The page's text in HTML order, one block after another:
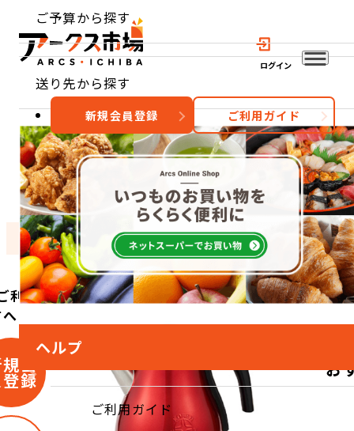
ログイン
ご予算から探す
送り先から探す
ヘルプ
ご利用ガイド
新規会員登録 ご利用ガイド
おすすめ 特集 カテゴリー
利用
会
録
お